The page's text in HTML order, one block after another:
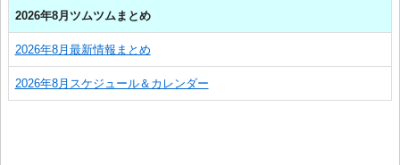
2026年8月ツムツムまとめ
2026年8月最新情報まとめ
2026年8月スケジュール＆カレンダー